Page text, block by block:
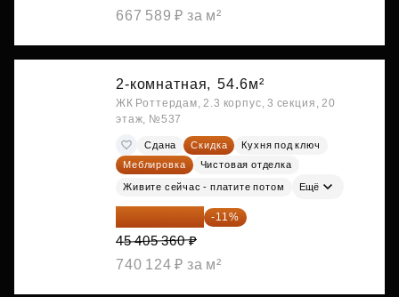
667 589 ₽ за м²
2-комнатная, 54.6м²
ЖК Роттердам, 2.3 корпус, 3 секция, 20
этаж, №537
Сдана Скидка
Кухня под ключ
Меблировка
Чистовая отделка
Живите сейчас - платите потом Ещё
40 410 770 ₽ -11%
45 405 360 ₽
740 124 ₽ за м²